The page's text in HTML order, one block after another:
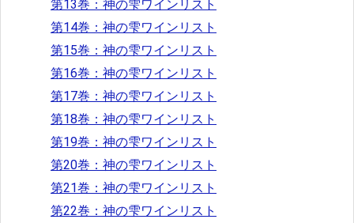
第13巻：神の雫ワインリスト
第14巻：神の雫ワインリスト
第15巻：神の雫ワインリスト
第16巻：神の雫ワインリスト
第17巻：神の雫ワインリスト
第18巻：神の雫ワインリスト
第19巻：神の雫ワインリスト
第20巻：神の雫ワインリスト
第21巻：神の雫ワインリスト
第22巻：神の雫ワインリスト